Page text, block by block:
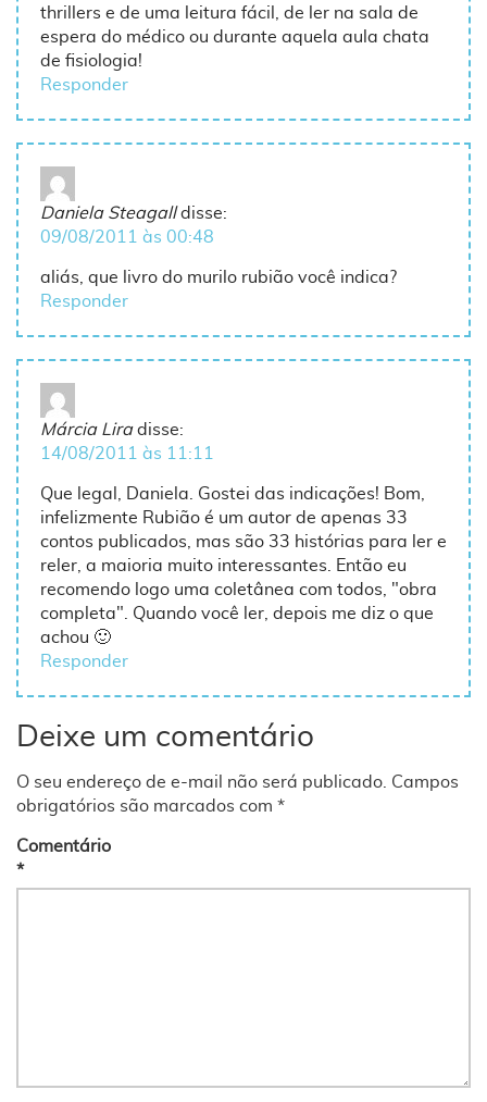
thrillers e de uma leitura fácil, de ler na sala de
espera do médico ou durante aquela aula chata
de fisiologia!
Responder
Daniela Steagall disse:
09/08/2011 às 00:48
aliás, que livro do murilo rubião você indica?
Responder
Márcia Lira disse:
14/08/2011 às 11:11
Que legal, Daniela. Gostei das indicações! Bom,
infelizmente Rubião é um autor de apenas 33
contos publicados, mas são 33 histórias para ler e
reler, a maioria muito interessantes. Então eu
recomendo logo uma coletânea com todos, "obra
completa". Quando você ler, depois me diz o que
achou 🙂
Responder
Deixe um comentário
O seu endereço de e-mail não será publicado. Campos
obrigatórios são marcados com *
Comentário
*